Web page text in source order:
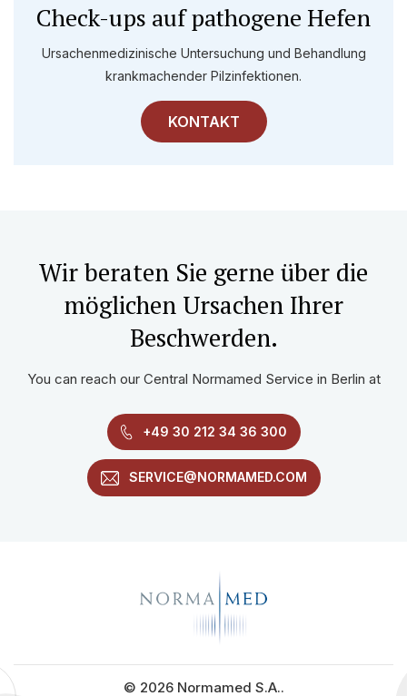
Check-ups auf pathogene Hefen
Ursachenmedizinische Untersuchung und Behandlung
krankmachender Pilzinfektionen.
KONTAKT
Wir beraten Sie gerne über die
möglichen Ursachen Ihrer
Beschwerden.
You can reach our Central Normamed Service in Berlin at
+49 30 212 34 36 300
SERVICE@NORMAMED.COM
© 2026 Normamed S.A..